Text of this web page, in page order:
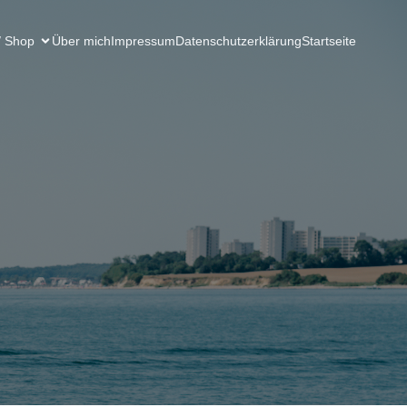
Shop Über michImpressumDatenschutzerklärungStartseite